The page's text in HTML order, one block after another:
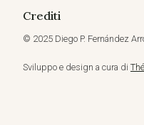
Crediti
© 2025 Diego P. Fernández
Sviluppo e design a cura di